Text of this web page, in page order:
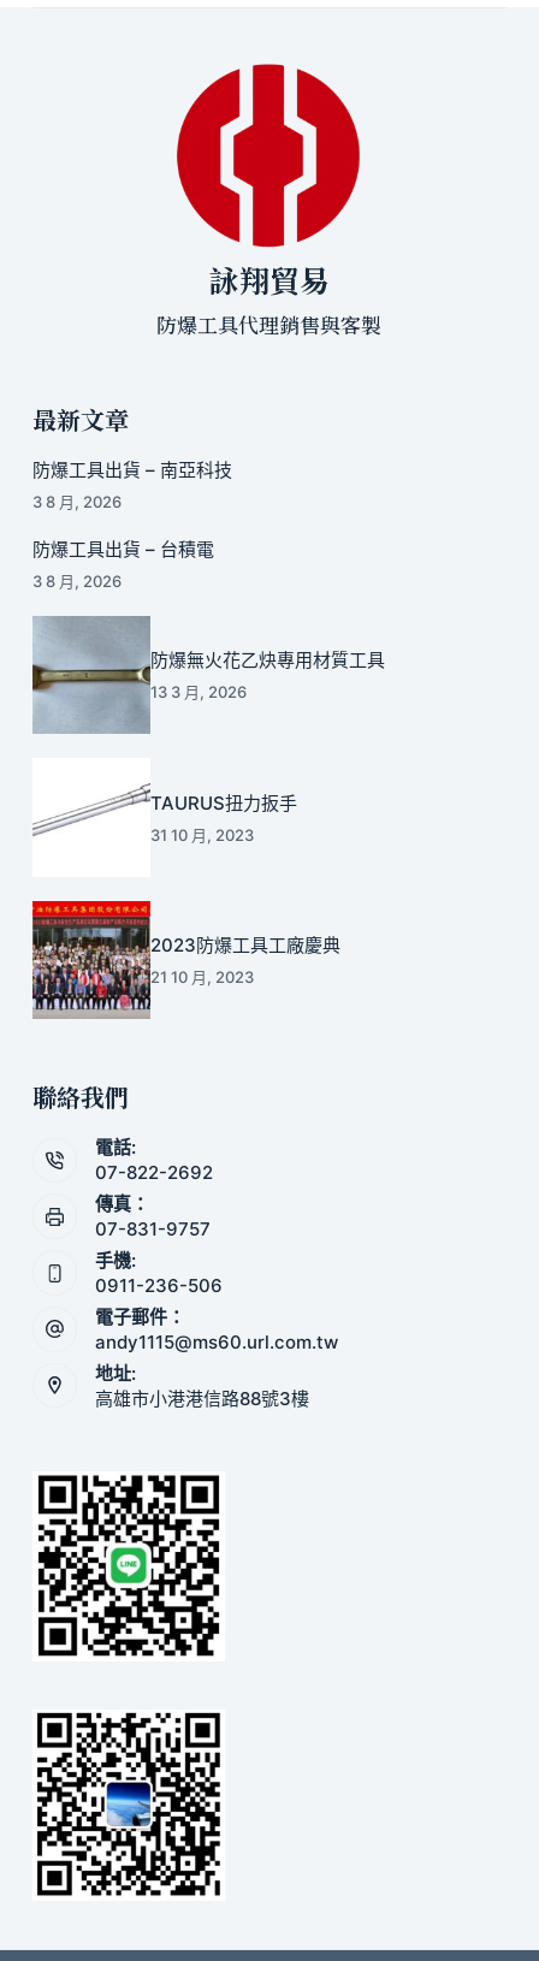
詠翔貿易
防爆工具代理銷售與客製
最新文章
防爆工具出貨 – 南亞科技
3 8 月, 2026
防爆工具出貨 – 台積電
3 8 月, 2026
防爆無火花乙炔專用材質工具
13 3 月, 2026
TAURUS扭力扳手
31 10 月, 2023
2023防爆工具工廠慶典
21 10 月, 2023
聯絡我們
電話:
07-822-2692
傳真：
07-831-9757
手機:
0911-236-506
電子郵件：
andy1115@ms60.url.com.tw
地址:
高雄市小港港信路88號3樓